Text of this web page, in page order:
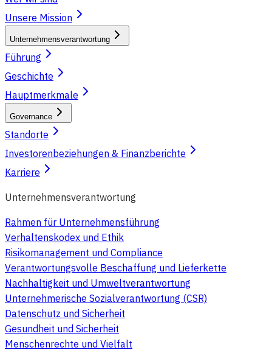
Unsere Mission
Unternehmensverantwortung
Führung
Geschichte
Hauptmerkmale
Governance
Standorte
Investorenbeziehungen & Finanzberichte
Karriere
Unternehmensverantwortung
Rahmen für Unternehmensführung
Verhaltenskodex und Ethik
Risikomanagement und Compliance
Verantwortungsvolle Beschaffung und Lieferkette
Nachhaltigkeit und Umweltverantwortung
Unternehmerische Sozialverantwortung (CSR)
Datenschutz und Sicherheit
Gesundheit und Sicherheit
Menschenrechte und Vielfalt